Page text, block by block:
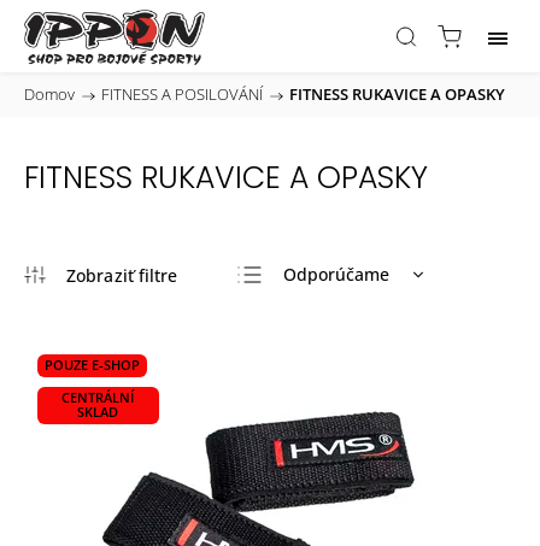
Domov / FITNESS A POSILOVÁNÍ / FITNESS RUKAVICE A OPASKY
FITNESS RUKAVICE A OPASKY
Odporúčame
Abecedne
POUZE E-SHOP
CENTRÁLNÍ
SKLAD